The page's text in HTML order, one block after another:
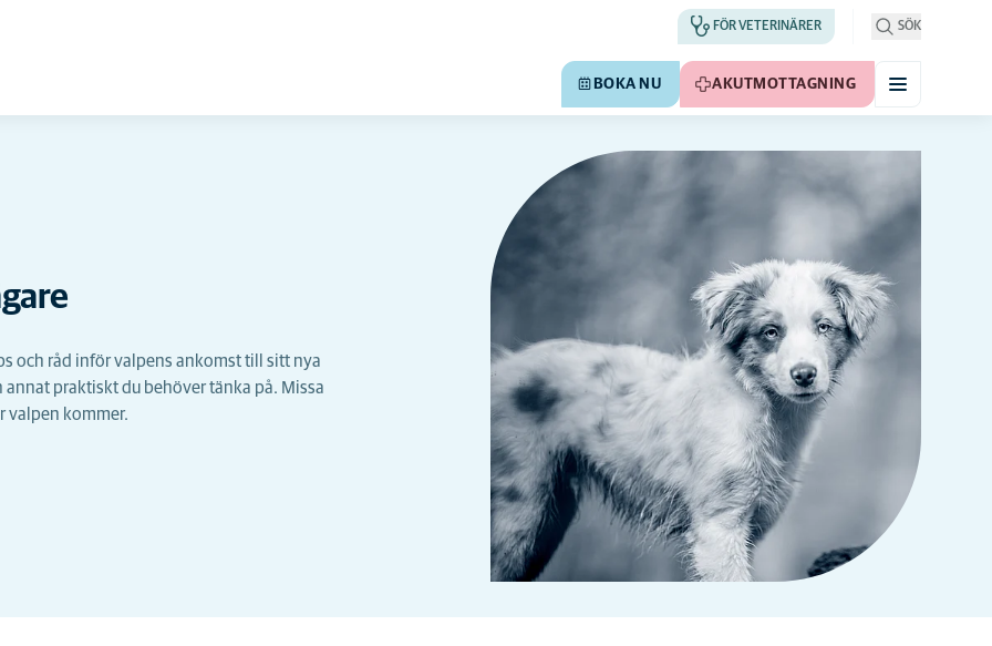
FÖR VETERINÄRER SÖK
BOKA NU AKUTMOTTAGNING
och råd inför valpens ankomst till sitt nya
praktiskt du behöver tänka på. Missa
valpen kommer.